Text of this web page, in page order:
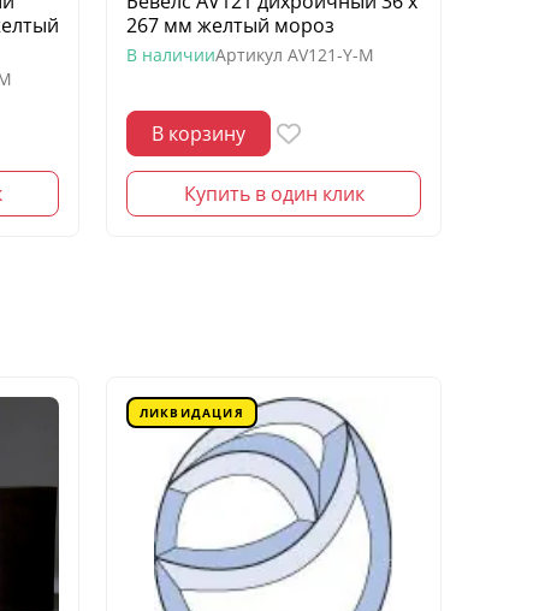
267 мм желтый мороз
В наличииАртикул AV121-Y-M
В корзину
Купить в один клик
ЛИКВИДАЦИЯ